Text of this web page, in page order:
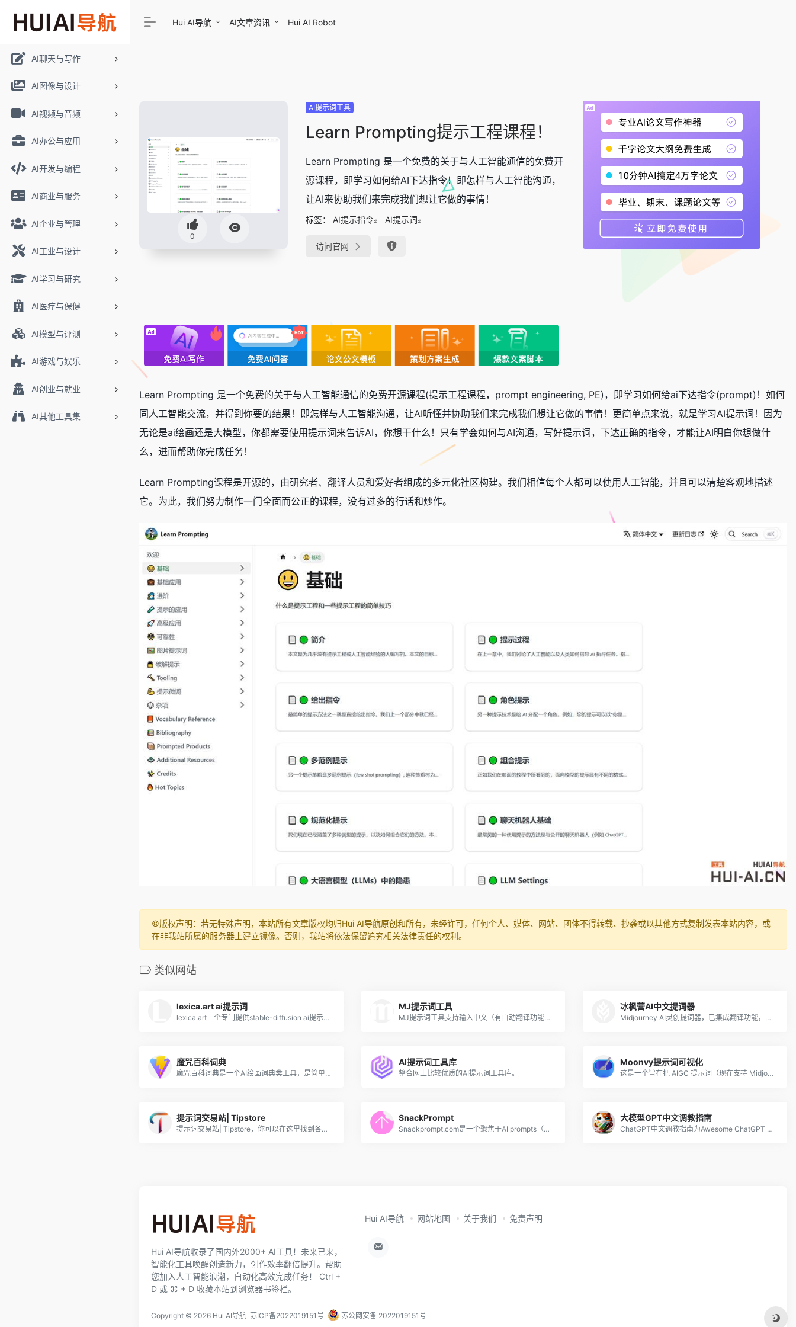
AI聊天与写作
AI图像与设计
AI视频与音频
AI办公与应用
AI开发与编程
AI商业与服务
AI企业与管理
AI工业与设计
AI学习与研究
AI医疗与保健
AI模型与评测
AI游戏与娱乐
AI创业与就业
AI其他工具集
Hui AI导航 AI文章资讯 Hui AI Robot
0
AI提示词工具
Learn Prompting提示工程课程！
Learn Prompting 是一个免费的关于与人工智能通信的免费开
源课程，即学习如何给AI下达指令！即怎样与人工智能沟通，
让AI来协助我们来完成我们想让它做的事情！
标签： AI提示指令 AI提示词
访问官网
Learn Prompting 是一个免费的关于与人工智能通信的免费开源课程(提示工程课程，prompt engineering, PE)，即学习如何给ai下达指令(prompt)！如何
同人工智能交流，并得到你要的结果！即怎样与人工智能沟通，让AI听懂并协助我们来完成我们想让它做的事情！更简单点来说，就是学习AI提示词！因为
无论是ai绘画还是大模型，你都需要使用提示词来告诉AI，你想干什么！只有学会如何与AI沟通，写好提示词，下达正确的指令，才能让AI明白你想做什
么，进而帮助你完成任务！
Learn Prompting课程是开源的，由研究者、翻译人员和爱好者组成的多元化社区构建。我们相信每个人都可以使用人工智能，并且可以清楚客观地描述
它。为此，我们努力制作一门全面而公正的课程，没有过多的行话和炒作。
©️版权声明：若无特殊声明，本站所有文章版权均归Hui AI导航原创和所有，未经许可，任何个人、媒体、网站、团体不得转载、抄袭或以其他方式复制发表本站内容，或
在非我站所属的服务器上建立镜像。否则，我站将依法保留追究相关法律责任的权利。
类似网站
lexica.art ai提示词
lexica.art一个专门提供stable-diffusion ai提示词的网站，里面有很多精致漂亮的图片。
MJ提示词工具
MJ提示词工具支持输入中文（有自动翻译功能），使用体验还不错。用户只要在文本框输入脑海里的内容，选择模板、设置画面尺寸，勾选模型版本、景深、质量、风格化等参数，输入不希望出现的内容等即可生成对应的提示
冰枫营AI中文提词器
Midjourney AI灵创提词器，已集成翻译功能，支持中文输入。
魔咒百科词典
魔咒百科词典是一个AI绘画词典类工具，是简单易用的AI绘画tag生成器！由B站UP主@波西BrackRat开发运营！它收集了各种类型各种样式的关键词tag，是魔法导论必备工具，助你早日成为AI绘画魔法
AI提示词工具库
整合网上比较优质的AI提示词工具库。
Moonvy提示词可视化
这是一个旨在把 AIGC 提示词（现在支持 Midjourney和Stable Diffusion）可视化并提供编辑功能的工具，主要用于AI绘画领域
提示词交易站| Tipstore
提示词交易站| Tipstore，你可以在这里找到各类提示词，帮助你更好的使用AI工具，提升工作效率。如果您是一位优秀的提示词创作者，您可以在这里销售自己的提示词。
SnackPrompt
Snackprompt.com是一个聚焦于AI prompts（即AI提示）的平台，能够提供给用户各种高质量的AI提示，让他们的ChatGPT体验更加卓越。
大模型GPT中文调教指南
ChatGPT中文调教指南为Awesome ChatGPT Prompts 的汉化版。ChatGPT中文调教指南分享了各种ChatGPT有趣的玩法
Hui AI导航收录了国内外2000+ AI工具！未来已来，
智能化工具唤醒创造新力，创作效率翻倍提升。帮助
您加入人工智能浪潮，自动化高效完成任务！ Ctrl +
D 或 ⌘ + D 收藏本站到浏览器书签栏。
Hui AI导航 网站地图 关于我们 免责声明
Copyright © 2026 Hui AI导航 苏ICP备2022019151号 苏公网安备 2022019151号